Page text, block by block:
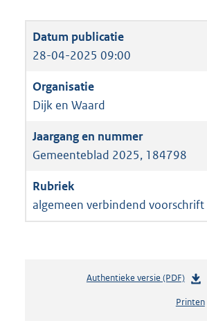
28-04-2025 09:00
Dijk en Waard
Gemeenteblad 2025, 184798
algemeen verbindend
Authentieke versie (PDF)b
s
Printen